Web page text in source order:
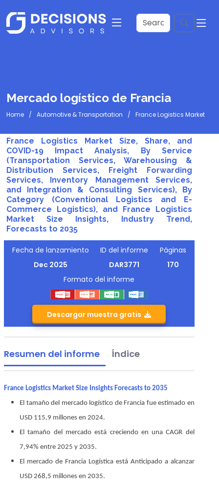
Mercado logístico de Francia
Home Automotive & Transportation France Logistics Market
France Logistics Market Size, Share, and
COVID-19 Impact Analysis, By Service
(Transportation Services, Warehousing &
Distribution Services, Freight Forwarding
Services, Inventory Management Services,
and Integration & Consulting Services), By
Category (Conventional Logistics and E-
Commerce Logistics), and France Logistics
Market Size Insights, Industry Trend,
Forecasts to 2035
Fecha de lanzamiento
Dec 2025
ID del informe
DAR3771
Páginas
170
Formato del informe
Descargar muestra gratis
Resumen del informe Índice
France Logistics Market Size Insights Forecasts to 2035
El tamaño del mercado logístico de Francia fue estimado en
USD 115,9 millones en 2024.
El tamaño del mercado está creciendo en una CAGR del
7,94% entre 2025 y 2035.
El mercado de Francia Logística está Anticipado a alcanzar
USD 268,5 millones en 2035.